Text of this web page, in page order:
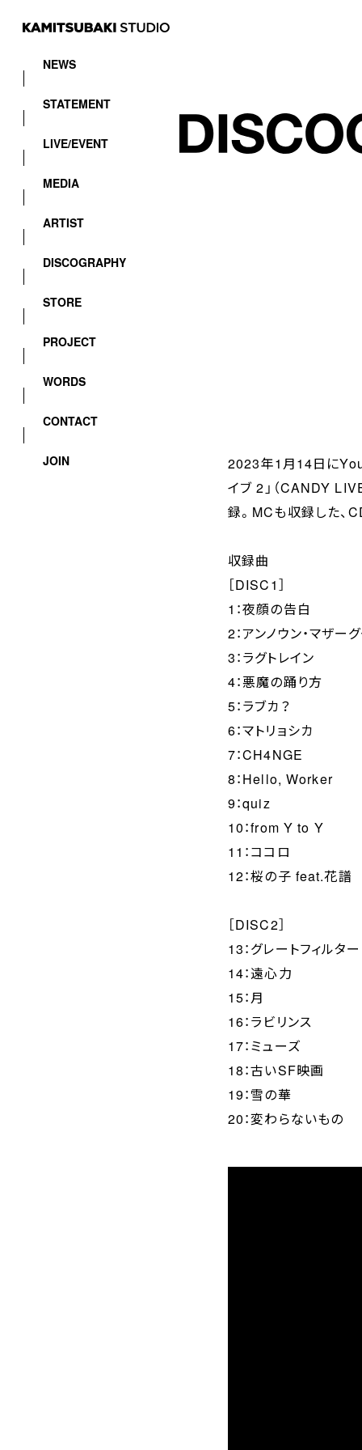
NEWS
STATEMENT
LIVE/EVENT
MEDIA
ARTIST
DISCOGRAPHY
STORE
PROJECT
WORDS
CONTACT
JOIN
2023年1月14日に
イブ 2」（CANDY
録。MCも収録した、
収録曲
［DISC1］
1：夜顔の告白
2：アンノウン・マザー
3：ラグトレイン
4：悪魔の踊り方
5：ラブカ？
6：マトリョシカ
7：CH4NGE
8：Hello, Worker
9：quiz
10：from Y to Y
11：ココロ
12：桜の子 feat.花譜
［DISC2］
13：グレートフィルター
14：遠心力
15：月
16：ラビリンス
17：ミューズ
18：古いSF映画
19：雪の華
20：変わらないもの